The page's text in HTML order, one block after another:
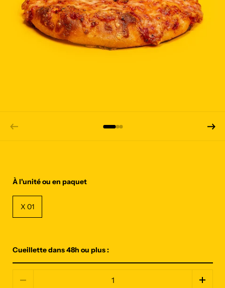
À l'unité ou en paquet
X 01
Cueillette dans 48h ou plus :